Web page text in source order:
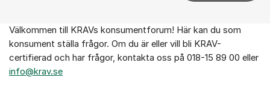
Om forumet
Välkommen till KRAVs konsumentforum! Här kan du som
konsument ställa frågor. Om du är eller vill bli KRAV-
certifierad och har frågor, kontakta oss på 018-15 89 00 eller
info@krav.se